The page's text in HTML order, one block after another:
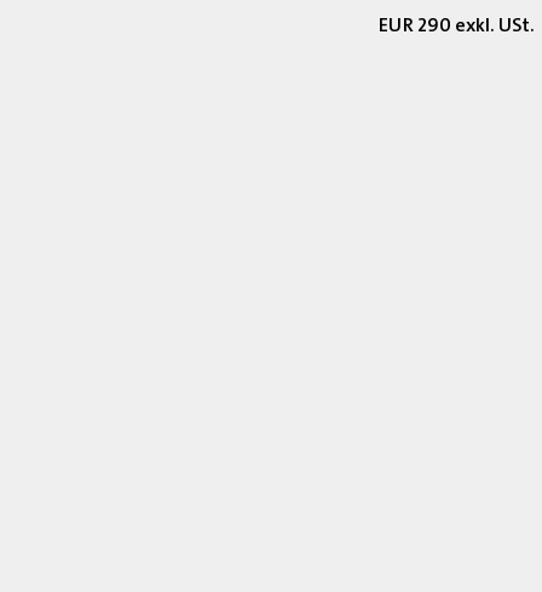
EUR 290 exkl. USt.